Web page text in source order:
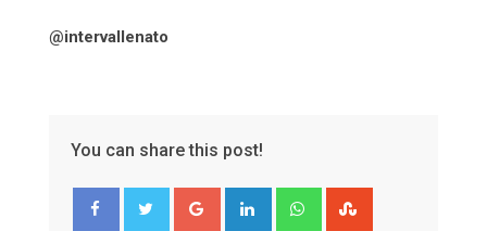
@intervallenato
You can share this post!
Google+ LinkedIn Whatsapp